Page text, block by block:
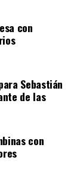
con
Sebastián
de las
con